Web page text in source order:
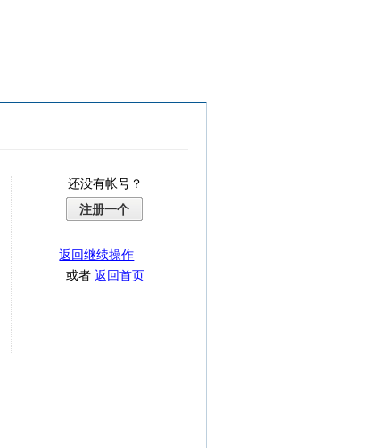
还没有帐号？
注册一个
返回继续操作
或者返回首页